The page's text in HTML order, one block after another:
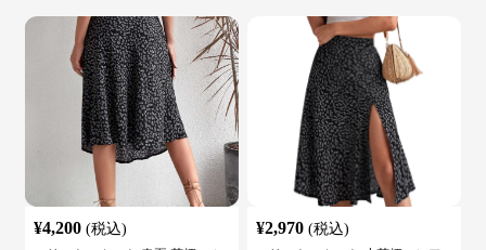
¥4,200 (税込) ¥2,970 (税込)